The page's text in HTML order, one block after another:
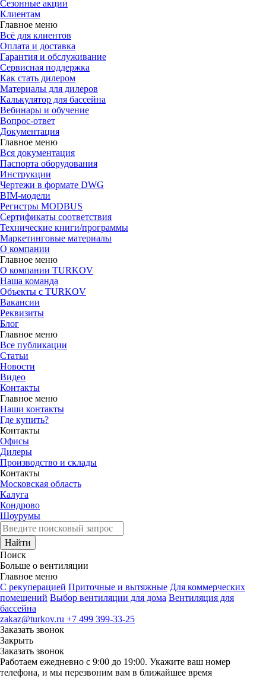
Сезонные акции
Клиентам
Главное меню
Всё для клиентов
Оплата и доставка
Гарантия и обслуживание
Сервисная поддержка
Как стать дилером
Материалы для дилеров
Калькулятор для бассейна
Вебинары и обучение
Вопрос-ответ
Документация
Главное меню
Вся документация
Паспорта оборудования
Инструкции
Чертежи в формате DWG
BIM-модели
Регистры MODBUS
Сертификаты соответствия
Технические книги/программы
Маркетинговые материалы
О компании
Главное меню
О компании TURKOV
Наша команда
Объекты с TURKOV
Вакансии
Реквизиты
Блог
Главное меню
Все публикации
Статьи
Новости
Видео
Контакты
Главное меню
Наши контакты
Где купить?
Контакты
Офисы
Дилеры
Производство и склады
Контакты
Московская область
Калуга
Кондрово
Шоурумы
Найти
Поиск
Больше о вентиляции
Главное меню
C рекуперацией Приточные и вытяжные Для коммерческих
помещений Выбор вентиляции для дома Вентиляция для
бассейна
zakaz@turkov.ru +7 499 399-33-25
Заказать звонок
Закрыть
Заказать звонок
Работаем ежедневно с 9:00 до 19:00. Укажите ваш номер
телефона, и мы перезвоним вам в ближайшее время